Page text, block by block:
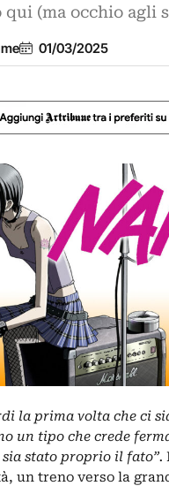
qui (ma occhio agli
01/03/2025
la prima volta che ci
un tipo che crede
sia stato proprio il fato”.
un treno verso la